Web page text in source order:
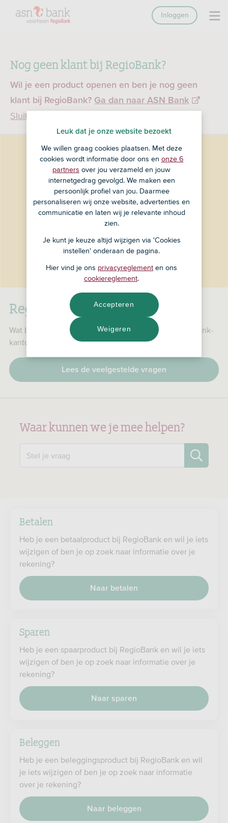
Nog geen klant bij RegioBank?
Wil je een product openen en ben je nog geen
klant bij RegioBank? Ga dan naar ASN Bank
Sluiten
Inloggen
RegioBank is nu ASN Bank
Wat betekent dat voor jou, je producten en je RegioBank-
kantoor?
Lees de veelgestelde vragen
Waar kunnen we je mee helpen?
Stel je vraag
Betalen
Heb je een betaalproduct bij RegioBank en wil je iets
wijzigen of ben je op zoek naar informatie over je
rekening?
Naar betalen
Sparen
Heb je een spaarproduct bij RegioBank en wil je iets
wijzigen of ben je op zoek naar informatie over je
rekening?
Naar sparen
Beleggen
Heb je een beleggingsproduct bij RegioBank en wil
je iets wijzigen of ben je op zoek naar informatie
over je rekening?
Naar beleggen
Leuk dat je onze website bezoekt
We willen graag cookies plaatsen. Met deze
cookies wordt informatie door ons en onze 6
partners over jou verzameld en jouw
internetgedrag gevolgd. We maken een
persoonlijk profiel van jou. Daarmee
personaliseren wij onze website, advertenties en
communicatie en laten wij je relevante inhoud
zien.
Je kunt je keuze altijd wijzigen via 'Cookies
instellen' onderaan de pagina.
Hier vind je ons privacyreglement en ons
cookiereglement.
Weigeren
Accepteren